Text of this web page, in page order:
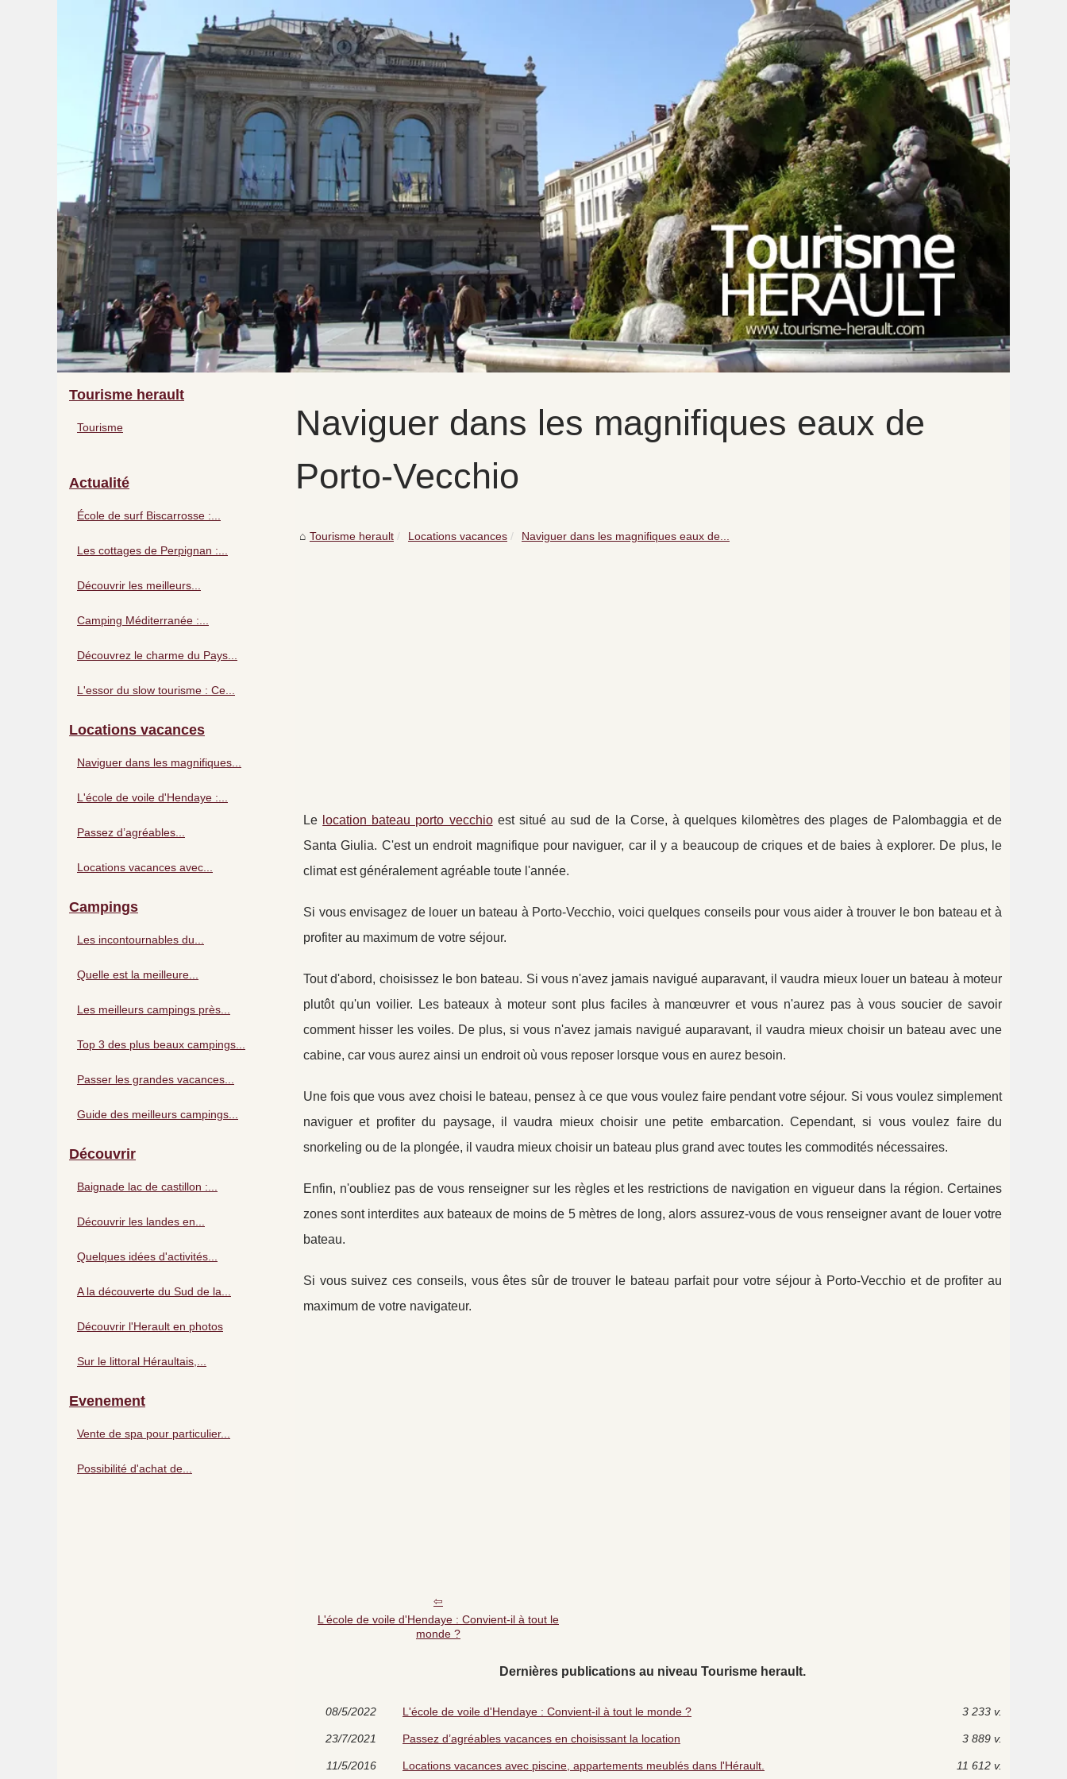
Naviguer dans les magnifiques eaux de
Porto-Vecchio
Tourisme herault Locations vacances Naviguer dans les magnifiques eaux de...
Le location bateau porto vecchioest situé au sud de la Corse, à quelques kilomètres des plages de Palombaggia et de
Santa Giulia. C'est un endroit magnifique pour naviguer, car il y a beaucoup de criques et de baies à explorer. De plus, le
climat est généralement agréable toute l'année.
Si vous envisagez de louer un bateau à Porto-Vecchio, voici quelques conseils pour vous aider à trouver le bon bateau et à
profiter au maximum de votre séjour.
Tout d'abord, choisissez le bon bateau. Si vous n'avez jamais navigué auparavant, il vaudra mieux louer un bateau à moteur
plutôt qu'un voilier. Les bateaux à moteur sont plus faciles à manœuvrer et vous n'aurez pas à vous soucier de savoir
comment hisser les voiles. De plus, si vous n'avez jamais navigué auparavant, il vaudra mieux choisir un bateau avec une
cabine, car vous aurez ainsi un endroit où vous reposer lorsque vous en aurez besoin.
Une fois que vous avez choisi le bateau, pensez à ce que vous voulez faire pendant votre séjour. Si vous voulez simplement
naviguer et profiter du paysage, il vaudra mieux choisir une petite embarcation. Cependant, si vous voulez faire du
snorkeling ou de la plongée, il vaudra mieux choisir un bateau plus grand avec toutes les commodités nécessaires.
Enfin, n'oubliez pas de vous renseigner sur les règles et les restrictions de navigation en vigueur dans la région. Certaines
zones sont interdites aux bateaux de moins de 5 mètres de long, alors assurez-vous de vous renseigner avant de louer votre
bateau.
Si vous suivez ces conseils, vous êtes sûr de trouver le bateau parfait pour votre séjour à Porto-Vecchio et de profiter au
maximum de votre navigateur.
L'école de voile d'Hendaye : Convient-il à tout le
monde ?
Dernières publications au niveau Tourisme herault.
08/5/2022 L'école de voile d'Hendaye : Convient-il à tout le monde ? 3 233 v.
23/7/2021 Passez d’agréables vacances en choisissant la location 3 889 v.
11/5/2016 Locations vacances avec piscine, appartements meublés dans l'Hérault. 11 612 v.
Tourisme herault
Tourisme
Actualité
École de surf Biscarrosse :...
Les cottages de Perpignan :...
Découvrir les meilleurs...
Camping Méditerranée :...
Découvrez le charme du Pays...
L'essor du slow tourisme : Ce...
Locations vacances
Naviguer dans les magnifiques...
L'école de voile d'Hendaye :...
Passez d’agréables...
Locations vacances avec...
Campings
Les incontournables du...
Quelle est la meilleure...
Les meilleurs campings près...
Top 3 des plus beaux campings...
Passer les grandes vacances...
Guide des meilleurs campings...
Découvrir
Baignade lac de castillon :...
Découvrir les landes en...
Quelques idées d'activités...
A la découverte du Sud de la...
Découvrir l'Herault en photos
Sur le littoral Héraultais,...
Evenement
Vente de spa pour particulier...
Possibilité d'achat de...